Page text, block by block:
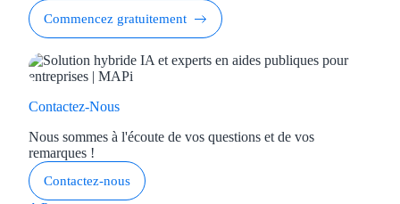
Commencez gratuitement
Contactez-Nous
Nous sommes à l'écoute de vos questions et de vos
remarques !
Contactez-nous